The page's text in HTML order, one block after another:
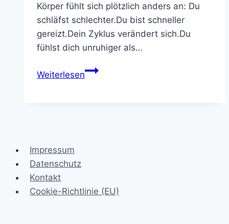
Körper fühlt sich plötzlich anders an: Du
schläfst schlechter.Du bist schneller
gereizt.Dein Zyklus verändert sich.Du
fühlst dich unruhiger als…
WeiterlesenDein
ist
Impressum
Datenschutz
Kontakt
Cookie-Richtlinie (EU)